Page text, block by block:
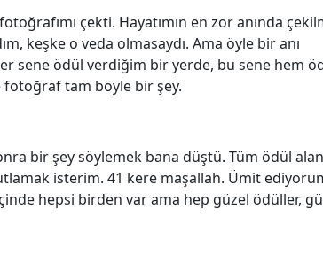
çekti. Hayatımın en zor anında
keşke o veda olmasaydı. Ama öyle bir anı
sene ödül verdiğim bir yerde, bu sene hem
fotoğraf tam böyle bir şey.
bir şey söylemek bana düştü. Tüm ödül
isterim. 41 kere maşallah. Ümit
hepsi birden var ama hep güzel ödüller,